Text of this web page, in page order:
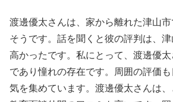
渡邊優太さんは、家から離れた津山
そうです。話を聞くと彼の評判は、
高かったです。私にとって、渡邊優
であり憧れの存在です。周囲の評価
気を集めています。渡邊優太さんは、